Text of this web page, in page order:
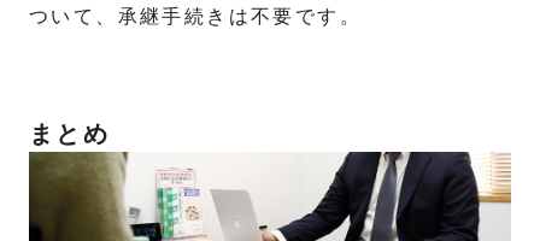
ついて、承継手続きは不要です。
まとめ